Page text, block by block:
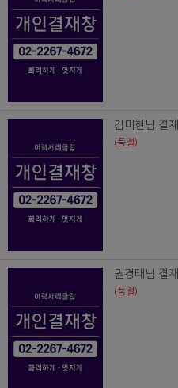
김미현님 결재
(품절)
권경태님 결재
(품절)